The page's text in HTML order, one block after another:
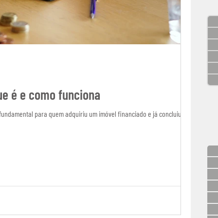
é e como funciona
para quem adquiriu um imóvel financiado e já concluiu o